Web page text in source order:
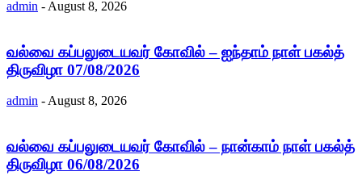
admin - August 8, 2026
வல்வை கப்பலுடையவர் கோவில் – ஐந்தாம் நாள் பகல்த்
திருவிழா 07/08/2026
admin - August 8, 2026
வல்வை கப்பலுடையவர் கோவில் – நான்காம் நாள் பகல்த்
திருவிழா 06/08/2026